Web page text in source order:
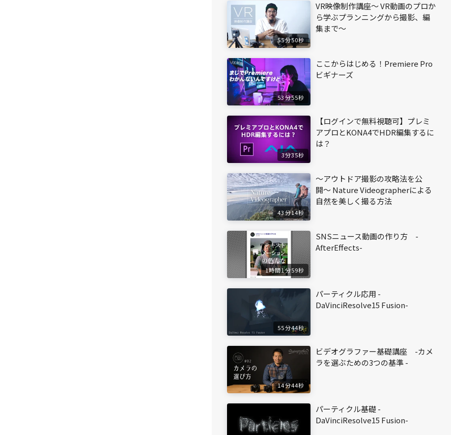
55分50秒
VR映像制作講座〜 VR動画のプロか
ら学ぶプランニングから撮影、編
集まで〜
53分55秒
ここからはじめる！Premiere Pro
ビギナーズ
3分35秒
【ログインで無料視聴可】プレミ
アプロとKONA4でHDR編集するに
は？
43分14秒
〜アウトドア撮影の攻略法を公
開〜 Nature Videographerによる
自然を美しく撮る方法
1時間1分59秒
SNSニュース動画の作り方 -
AfterEffects-
55分44秒
パーティクル応用 -
DaVinciResolve15 Fusion-
14分44秒
ビデオグラファー基礎講座 -カメ
ラを選ぶための3つの基準 -
パーティクル基礎 -
DaVinciResolve15 Fusion-